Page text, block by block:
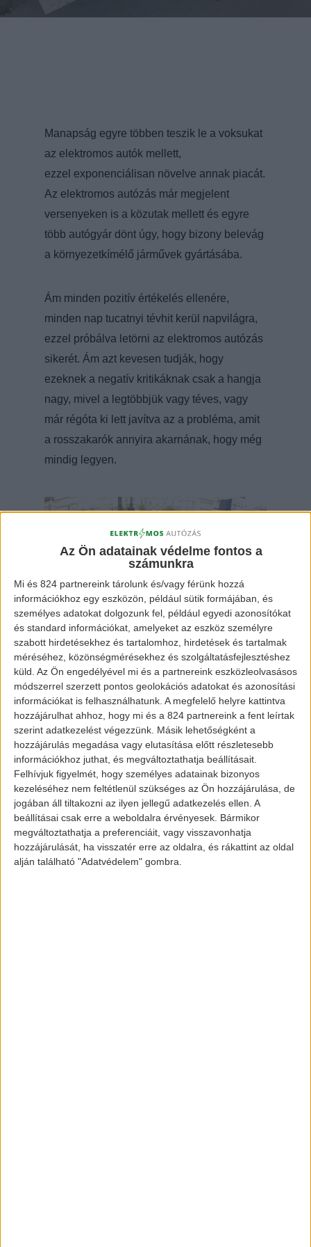
Az Ön adatainak védelme fontos a
számunkra
Mi és 824 partnereink tárolunk és/vagy férünk hozzá
információkhoz egy eszközön, például sütik formájában, és
személyes adatokat dolgozunk fel, például egyedi azonosítókat
és standard információkat, amelyeket az eszköz személyre
szabott hirdetésekhez és tartalomhoz, hirdetések és tartalmak
méréséhez, közönségmérésekhez és szolgáltatásfejlesztéshez
küld. Az Ön engedélyével mi és a partnereink eszközleolvasásos
módszerrel szerzett pontos geolokációs adatokat és azonosítási
információkat is felhasználhatunk. A megfelelő helyre kattintva
hozzájárulhat ahhoz, hogy mi és a 824 partnereink a fent leírtak
szerint adatkezelést végezzünk. Másik lehetőségként a
hozzájárulás megadása vagy elutasítása előtt részletesebb
információkhoz juthat, és megváltoztathatja beállításait.
Felhívjuk figyelmét, hogy személyes adatainak bizonyos
kezeléséhez nem feltétlenül szükséges az Ön hozzájárulása, de
jogában áll tiltakozni az ilyen jellegű adatkezelés ellen. A
beállításai csak erre a weboldalra érvényesek. Bármikor
megváltoztathatja a preferenciáit, vagy visszavonhatja
hozzájárulását, ha visszatér erre az oldalra, és rákattint az oldal
alján található "Adatvédelem" gombra.
Manapság egyre többen teszik le a voksukat
az elektromos autók mellett,
ezzel exponenciálisan növelve annak piacát.
Az elektromos autózás már megjelent
versenyeken is a közutak mellett és egyre
több autógyár dönt úgy, hogy bizony belevág
a környezetkímélő járművek gyártásába.
Ám minden pozitív értékelés ellenére,
minden nap tucatnyi tévhit kerül napvilágra,
ezzel próbálva letörni az elektromos autózás
sikerét. Ám azt kevesen tudják, hogy
ezeknek a negatív kritikáknak csak a hangja
nagy, mivel a legtöbbjük vagy téves, vagy
már régóta ki lett javítva az a probléma, amit
a rosszakarók annyira akarnának, hogy még
mindig legyen.
Töltőállomás Budapest
belvárosában
Nézzünk is hát 5 mindennapos tévhitet az E-
mobilitással kapcsolatban:
1. tévhit: A villanyautó használhatatlan,
amíg nincs országos töltőhálózat
A villanyautó egyik legnagyobb előnye, hogy